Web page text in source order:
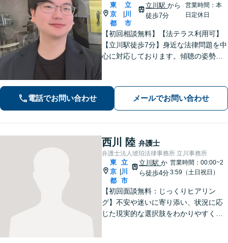
東
京
都
立
川
市
立川駅から
徒歩7分
営業時間：本
日定休日
【初回相談無料】【法テラス利用可】
【立川駅徒歩7分】身近な法律問題を中
心に対応しております。傾聴の姿勢と
ましたらお気軽にご相談ください。
【電話相談可】【休日・夜間面談可】
電話でお問い合わせ メールでお問い合わせ
西川 陸 弁護士
弁護士法人琥珀法律事務所 立川事務所
東
京
都
立
川
市
立川駅か
ら徒歩4分
営業時間：00:00~2
3:59（土日祝日）
【初回面談無料：じっくりヒアリン
グ】不安や迷いに寄り添い、状況に応
じた現実的な選択肢をわかりやすくご